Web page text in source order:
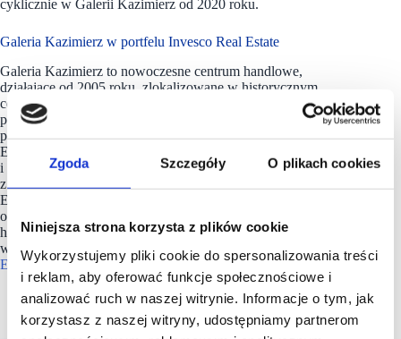
Zgoda Szczegóły O plikach cookies
Niniejsza strona korzysta z plików cookie
Wykorzystujemy pliki cookie do spersonalizowania treści
i reklam, aby oferować funkcje społecznościowe i
analizować ruch w naszej witrynie. Informacje o tym, jak
korzystasz z naszej witryny, udostępniamy partnerom
cyklicznie w Galerii Kazimierz od 2020 roku.
Galeria Kazimierz w portfelu Invesco Real Estate
Galeria Kazimierz to nowoczesne centrum handlowe,
działające od 2005 roku, zlokalizowane w historycznym
centrum Krakowa, przy ulicy Podgórskiej. Na dwóch
poziomach galerii znajduje się ponad 160 sklepów znanych
polskich i zagranicznych marek (m.in. Zara, H&M, Reserved,
Empik, Smyk, RTVeuroAGD), liczne punkty usługowe
i gastronomiczne: My Fitness Place, multipleks Cinema City
z 10 salami kinowymi, jedynea w Krakowie szkoła tańca
Egurrola Dance Studio oraz market Carrefour Premium. Obiekt
oferuje prawie 40 tysięcy metrów kwadratowych powierzchni
handlowej i 1500 miejsc parkingowych. Od 2014 roku
właścicielem galerii jest Fundusz należący do
Invesco Real
Estate.